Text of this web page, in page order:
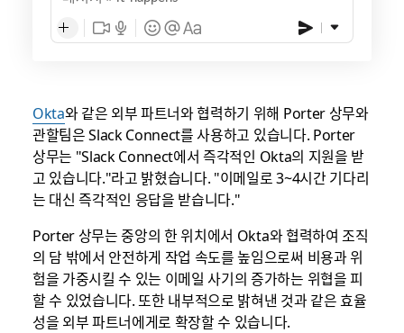
Okta와 같은 외부 파트너와 협력하기 위해 Porter 상무와
관할팀은 Slack Connect를 사용하고 있습니다. Porter
상무는 "Slack Connect에서 즉각적인 Okta의 지원을 받
고 있습니다."라고 밝혔습니다. "이메일로 3~4시간 기다리
는 대신 즉각적인 응답을 받습니다."
Porter 상무는 중앙의 한 위치에서 Okta와 협력하여 조직
의 담 밖에서 안전하게 작업 속도를 높임으로써 비용과 위
험을 가중시킬 수 있는 이메일 사기의 증가하는 위협을 피
할 수 있었습니다. 또한 내부적으로 밝혀낸 것과 같은 효율
성을 외부 파트너에게로 확장할 수 있습니다.